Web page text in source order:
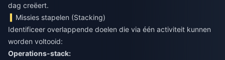
dag creëert.
Missies stapelen (Stacking)
Identificeer overlappende doelen die via één activiteit kunnen
worden voltooid:
Operations-stack: